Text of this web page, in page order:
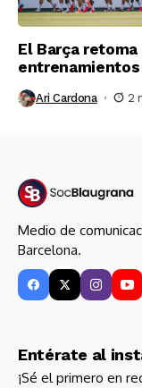
El Barça retoma
entrenamientos
Ari Cardona 2
Medio de
Barcelona.
Entérate al
¡Sé el primero en